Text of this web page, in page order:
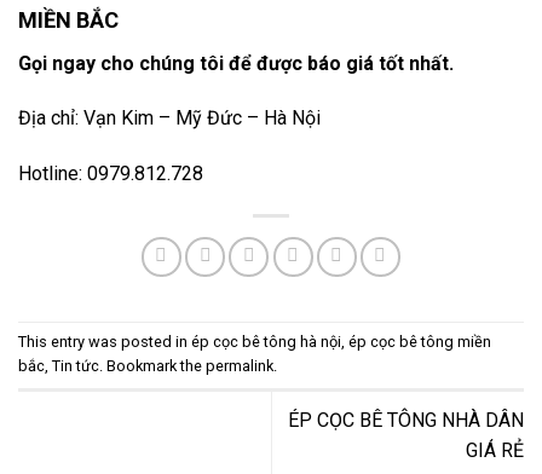
MIỀN BẮC
Gọi ngay cho chúng tôi để được báo giá tốt nhất.
Địa chỉ: Vạn Kim – Mỹ Đức – Hà Nội
Hotline: 0979.812.728
This entry was posted in ép cọc bê tông hà nội, ép cọc bê tông miền
bắc, Tin tức. Bookmark the permalink.
ÉP CỌC BÊ TÔNG NHÀ DÂN
GIÁ RẺ